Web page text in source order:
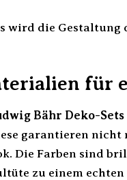
wird die Gestaltung
für
Bähr Deko-
garantieren
Die Farben sind
zu einem